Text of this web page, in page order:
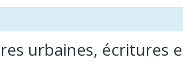
urbaines, écritures